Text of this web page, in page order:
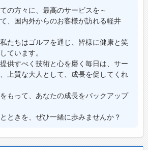
の方々に、最高のサービスを～
、国内外からのお客様が訪れる軽井
たちはゴルフを通じ、皆様に健康と笑
ています。
供すべく技術と心を磨く毎日は、サー
上質な大人として、成長を促してくれ
もって、あなたの成長をバックアップ
ときを、ぜひ一緒に歩みませんか？